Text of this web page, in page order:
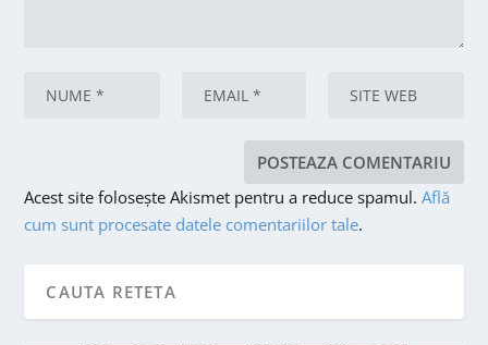
Acest site folosește Akismet pentru a reduce spamul.Află
cum sunt procesate datele comentariilor tale.